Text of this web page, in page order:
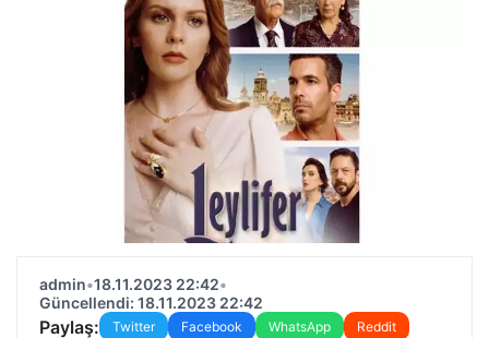
admin•18.11.2023 22:42•
Güncellendi: 18.11.2023 22:42
Paylaş: Twitter Facebook WhatsApp
Reddit